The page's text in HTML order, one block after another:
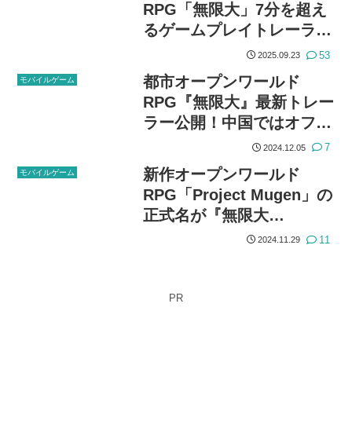
RPG「無限大」7分を超え
るゲームプレイトレーラー
公開。キャラガチャなし
2025.09.23 53
モバイルゲーム
都市オープンワールド
RPG『無限大』最新トレー
ラー公開！中国ではオフラ
インテスト実施
2024.12.05 7
モバイルゲーム
新作オープンワールド
RPG「Project Mugen」の
正式名が『無限大
ANANTA』に決定2024.11.29 11
PR